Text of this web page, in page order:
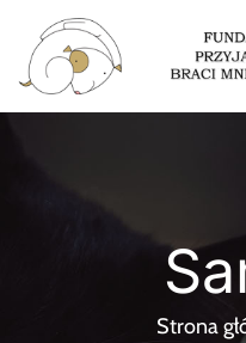
Przejdź
zawartości
Strona